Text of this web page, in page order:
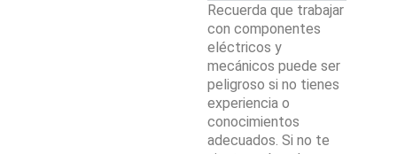
Recuerda que trabajar
con componentes
eléctricos y
mecánicos puede ser
peligroso si no tienes
experiencia o
conocimientos
adecuados. Si no te